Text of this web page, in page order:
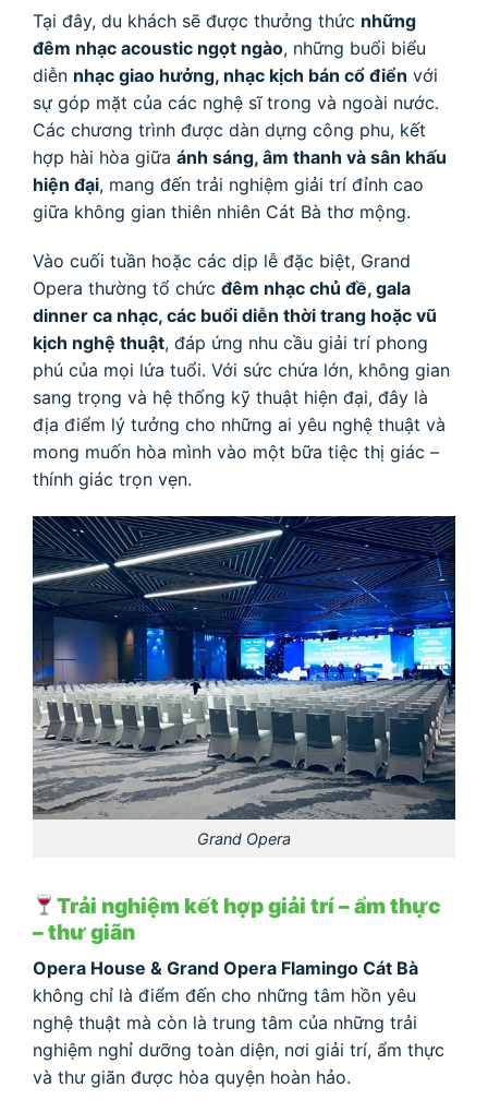
Tại đây, du khách sẽ được thưởng thức những
đêm nhạc acoustic ngọt ngào, những buổi biểu
diễn nhạc giao hưởng, nhạc kịch bán cổ điển với
sự góp mặt của các nghệ sĩ trong và ngoài nước.
Các chương trình được dàn dựng công phu, kết
hợp hài hòa giữa ánh sáng, âm thanh và sân khấu
hiện đại, mang đến trải nghiệm giải trí đỉnh cao
giữa không gian thiên nhiên Cát Bà thơ mộng.
Vào cuối tuần hoặc các dịp lễ đặc biệt, Grand
Opera thường tổ chức đêm nhạc chủ đề, gala
dinner ca nhạc, các buổi diễn thời trang hoặc vũ
kịch nghệ thuật, đáp ứng nhu cầu giải trí phong
phú của mọi lứa tuổi. Với sức chứa lớn, không gian
sang trọng và hệ thống kỹ thuật hiện đại, đây là
địa điểm lý tưởng cho những ai yêu nghệ thuật và
mong muốn hòa mình vào một bữa tiệc thị giác –
thính giác trọn vẹn.
Grand Opera
Trải nghiệm kết hợp giải trí – ẩm thực
– thư giãn
Opera House & Grand Opera Flamingo Cát Bà
không chỉ là điểm đến cho những tâm hồn yêu
nghệ thuật mà còn là trung tâm của những trải
nghiệm nghỉ dưỡng toàn diện, nơi giải trí, ẩm thực
và thư giãn được hòa quyện hoàn hảo.